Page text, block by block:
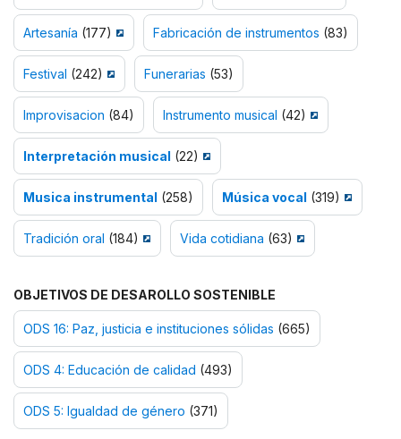
Artesanía (177) Fabricación de instrumentos (83)
Festival (242) Funerarias (53)
Improvisacion (84) Instrumento musical (42)
Interpretación musical (22)
Musica instrumental (258) Música vocal (319)
Tradición oral (184) Vida cotidiana (63)
OBJETIVOS DE DESAROLLO SOSTENIBLE
ODS 16: Paz, justicia e instituciones sólidas (665)
ODS 4: Educación de calidad (493)
ODS 5: Igualdad de género (371)